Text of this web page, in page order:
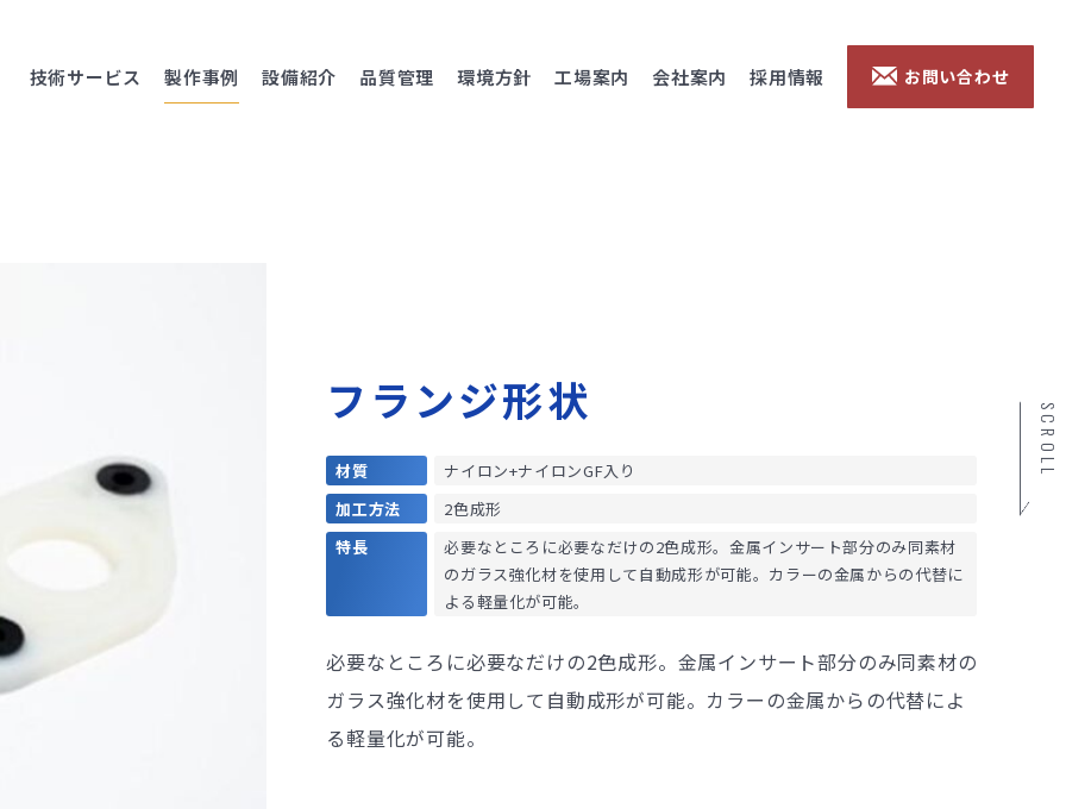
技術サービス 製作事例 設備紹介 品質管理 環境方針 工場案内 会社案内 採用情報 お問い合わせ
フランジ形状
材質
ナイロン+ナイロンGF入り
加工方法
2色成形
特長
必要なところに必要なだけの2色成形。金属インサート部分のみ同素材
のガラス強化材を使用して自動成形が可能。カラーの金属からの代替に
よる軽量化が可能。
必要なところに必要なだけの2色成形。金属インサート部分のみ同素材の
ガラス強化材を使用して自動成形が可能。カラーの金属からの代替によ
る軽量化が可能。
SCROLL